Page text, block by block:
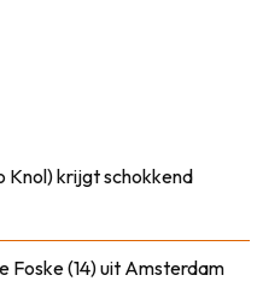
Knol) krijgt schokkend
Foske (14) uit Amsterdam